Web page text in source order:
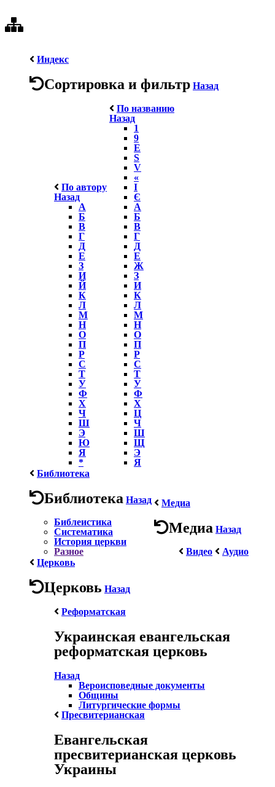
Индекс
Сортировка и фильтр Назад
По автору
Назад
А
Б
В
Г
Д
Е
З
И
Й
К
Л
М
Н
О
П
Р
С
Т
У
Ф
Х
Ч
Ш
Э
Ю
Я
*
По названию
Назад
1
9
E
S
V
«
І
Є
А
Б
В
Г
Д
Е
Ж
З
И
К
Л
М
Н
О
П
Р
С
Т
У
Ф
Х
Ц
Ч
Ш
Щ
Э
Я
Библиотека
Библиотека Назад
Библеистика
Систематика
История церкви
Разное
Медиа
Медиа Назад
Видео
Аудио
Церковь
Церковь Назад
Реформатская
Украинская евангельская
реформатская церковь
Назад
Вероисповедные документы
Общины
Литургические формы
Пресвитерианская
Евангельская
пресвитерианская церковь
Украины